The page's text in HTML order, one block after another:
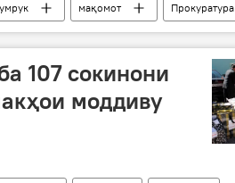
мақомот
Прокуратура
фавқулода
107 сокинони
моддиву